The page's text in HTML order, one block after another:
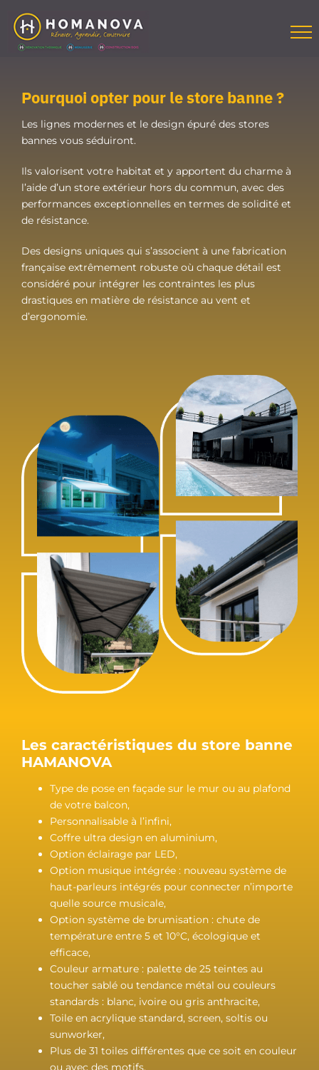
contenu
Pourquoi opter pour le store banne ?
Les lignes modernes et le design épuré des stores
bannes vous séduiront.
Ils valorisent votre habitat et y apportent du charme à
l’aide d’un store extérieur hors du commun, avec des
performances exceptionnelles en termes de solidité et
de résistance.
Des designs uniques qui s’associent à une fabrication
française extrêmement robuste où chaque détail est
considéré pour intégrer les contraintes les plus
drastiques en matière de résistance au vent et
d’ergonomie.
Les caractéristiques du store banne
HAMANOVA
Type de pose en façade sur le mur ou au plafond
de votre balcon,
Personnalisable à l’infini,
Coffre ultra design en aluminium,
Option éclairage par LED,
Option musique intégrée : nouveau système de
haut-parleurs intégrés pour connecter n’importe
quelle source musicale,
Option système de brumisation : chute de
température entre 5 et 10°C, écologique et
efficace,
Couleur armature : palette de 25 teintes au
toucher sablé ou tendance métal ou couleurs
standards : blanc, ivoire ou gris anthracite,
Toile en acrylique standard, screen, soltis ou
sunworker,
Plus de 31 toiles différentes que ce soit en couleur
ou avec des motifs,